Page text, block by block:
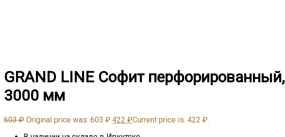
GRAND LINE Софит перфорированный,
3000 мм
603₽ Original price was: 603 ₽.422 ₽Current price is: 422 ₽.